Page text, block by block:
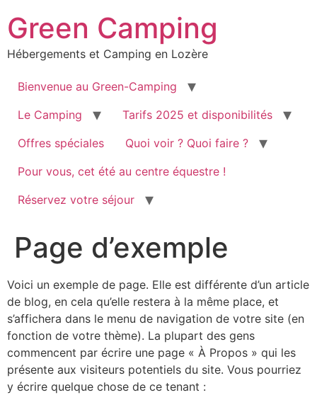
Green Camping
Hébergements et Camping en Lozère
Bienvenue au Green-Camping
Le Camping
Tarifs 2025 et disponibilités
Offres spéciales
Quoi voir ? Quoi faire ?
Pour vous, cet été au centre équestre !
Réservez votre séjour
Page d’exemple
Voici un exemple de page. Elle est différente d’un article
de blog, en cela qu’elle restera à la même place, et
s’affichera dans le menu de navigation de votre site (en
fonction de votre thème). La plupart des gens
commencent par écrire une page « À Propos » qui les
présente aux visiteurs potentiels du site. Vous pourriez
y écrire quelque chose de ce tenant :